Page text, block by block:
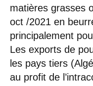
matières grasses
oct /2021 en
principalement
Les exports de
les pays tiers
au profit de